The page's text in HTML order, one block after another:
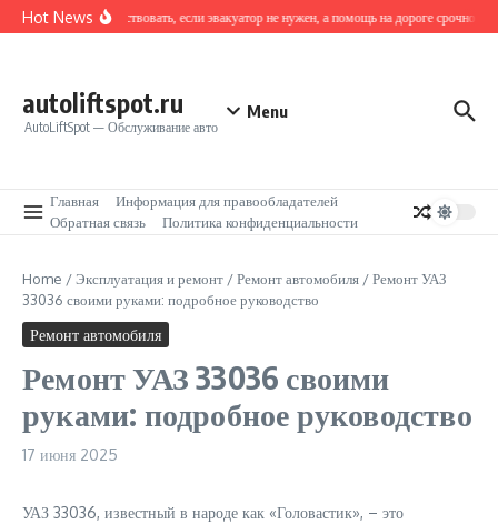
Перейти к содержанию
Hot NewsКак действовать, если эвакуатор не нужен, а помощь на дороге срочно
autoliftspot.ru
AutoLiftSpot — Обслуживание авто
Menu
Главная
Информация для правообладателей
Обратная связь
Политика конфиденциальности
Home /Эксплуатация и ремонт /Ремонт автомобиля /Ремонт УАЗ
33036 своими руками: подробное руководство
Ремонт автомобиля
Ремонт УАЗ 33036 своими
руками: подробное руководство
17 июня 2025
УАЗ 33036, известный в народе как «Головастик», – это